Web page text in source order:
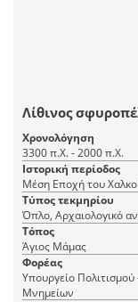
Λίθινος
Χρονολόγηση
3300 π.Χ. - 2000 π.Χ.
Ιστορική περίοδος
Μέση Εποχή του
Τύπος τεκμηρίου
Όπλο, Αρχαιολογικό
Τόπος
Άγιος Μάμας
Φορέας
Υπουργείο Πολιτισμού
Μνημείων